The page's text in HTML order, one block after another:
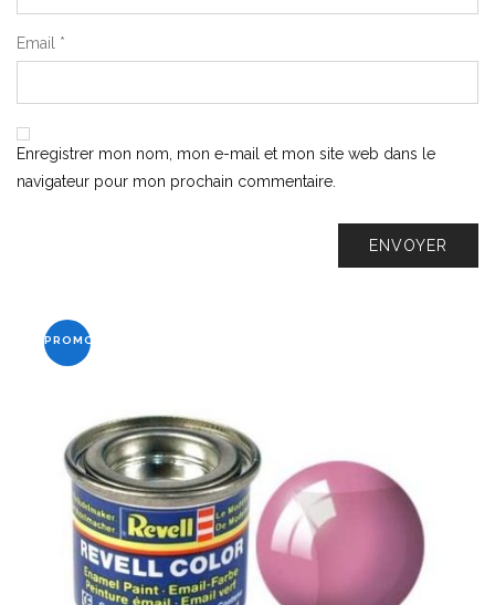
PROMO
Email *
Enregistrer mon nom, mon e-mail et mon site web dans le
navigateur pour mon prochain commentaire.